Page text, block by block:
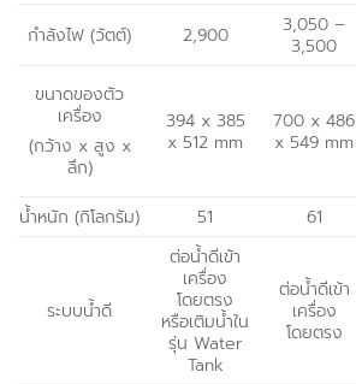
กำลังไฟ (วัตต์)
2,900
3,050 –
3,500
ขนาดของตัว
เครื่อง
(กว้าง x สูง x
ลึก)
394 x 385
x 512 mm
700 x 486
x 549 mm
น้ำหนัก (กิโลกรัม) 51 61
ระบบน้ำดี
ต่อน้ำดีเข้า
เครื่อง
โดยตรง
หรือเติมน้ำใน
รุ่น Water
Tank
ต่อน้ำดีเข้า
เครื่อง
โดยตรง